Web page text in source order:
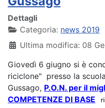
Dettagli
Categoria: news 2019
Ultima modifica: 08
Giovedì 6 giugno si è
riciclone" presso la
Gussago, P.O.N. per il
COMPETENZE DI BASE